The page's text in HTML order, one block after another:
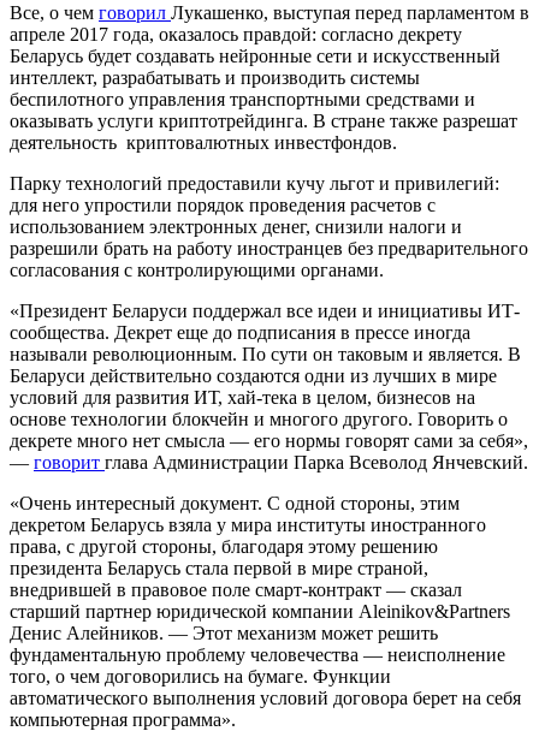
Все, о чем говорил Лукашенко, выступая перед парламентом в
апреле 2017 года, оказалось правдой: согласно декрету
Беларусь будет создавать нейронные сети и искусственный
интеллект, разрабатывать и производить системы
беспилотного управления транспортными средствами и
оказывать услуги криптотрейдинга. В стране также разрешат
деятельность криптовалютных инвестфондов.
Парку технологий предоставили кучу льгот и привилегий:
для него упростили порядок проведения расчетов с
использованием электронных денег, снизили налоги и
разрешили брать на работу иностранцев без предварительного
согласования с контролирующими органами.
«Президент Беларуси поддержал все идеи и инициативы ИТ-
сообщества. Декрет еще до подписания в прессе иногда
называли революционным. По сути он таковым и является. В
Беларуси действительно создаются одни из лучших в мире
условий для развития ИТ, хай-тека в целом, бизнесов на
основе технологии блокчейн и многого другого. Говорить о
декрете много нет смысла — его нормы говорят сами за себя»,
— говорит глава Администрации Парка Всеволод Янчевский.
«Очень интересный документ. С одной стороны, этим
декретом Беларусь взяла у мира институты иностранного
права, с другой стороны, благодаря этому решению
президента Беларусь стала первой в мире страной,
внедрившей в правовое поле смарт-контракт — сказал
старший партнер юридической компании Aleinikov&Partners
Денис Алейников. — Этот механизм может решить
фундаментальную проблему человечества — неисполнение
того, о чем договорились на бумаге. Функции
автоматического выполнения условий договора берет на себя
компьютерная программа».